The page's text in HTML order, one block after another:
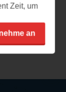
Zeit, um
an